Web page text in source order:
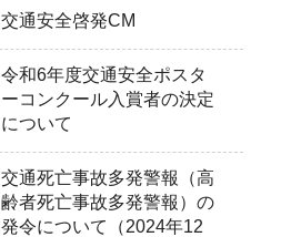
交通安全啓発CM
令和6年度交通安全ポスタ
ーコンクール入賞者の決定
について
交通死亡事故多発警報（高
齢者死亡事故多発警報）の
発令について（2024年12